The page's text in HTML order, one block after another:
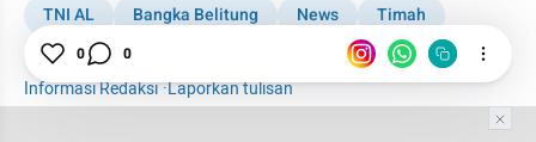
TNI AL Bangka Belitung News
Timah
Ilegal
Informasi Redaksi·Laporkan tulisan
0 0